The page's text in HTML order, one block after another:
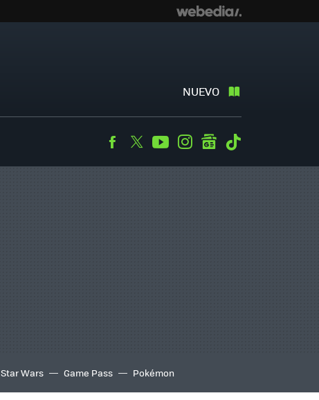
NUEVO
Facebook
TwitterYoutubeInstagramgooglenews
Star Wars Game Pass Pokémon